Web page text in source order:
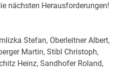
nächsten Herausforderungen!
Stefan, Oberleitner Albert,
Martin, Stibl Christoph,
Heinz, Sandhofer Roland,